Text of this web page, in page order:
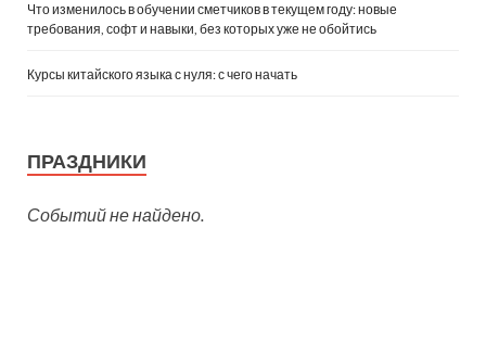
Что изменилось в обучении сметчиков в текущем году: новые
требования, софт и навыки, без которых уже не обойтись
Курсы китайского языка с нуля: с чего начать
ПРАЗДНИКИ
Событий не найдено.